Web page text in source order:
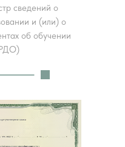
сведений о
и (или) о
об обучении